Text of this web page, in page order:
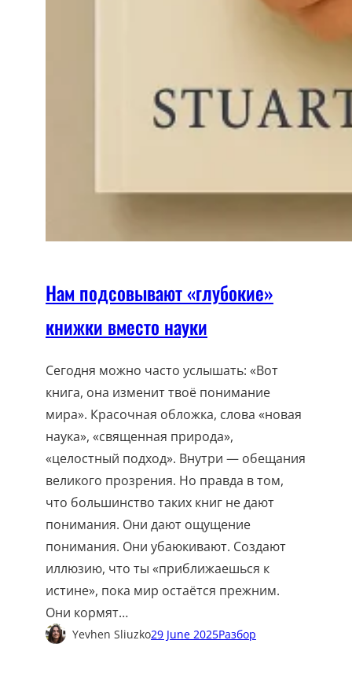
Нам подсовывают «глубокие»
книжки вместо науки
Сегодня можно часто услышать: «Вот
книга, она изменит твоё понимание
мира». Красочная обложка, слова «новая
наука», «священная природа»,
«целостный подход». Внутри — обещания
великого прозрения. Но правда в том,
что большинство таких книг не дают
понимания. Они дают ощущение
понимания. Они убаюкивают. Создают
иллюзию, что ты «приближаешься к
истине», пока мир остаётся прежним.
Они кормят…
Yevhen Sliuzko29 June 2025Разбор